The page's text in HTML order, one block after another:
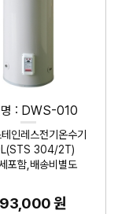
명 : DWS-010
인레스전기온수기
304/2T)
포함,배송비별도
원